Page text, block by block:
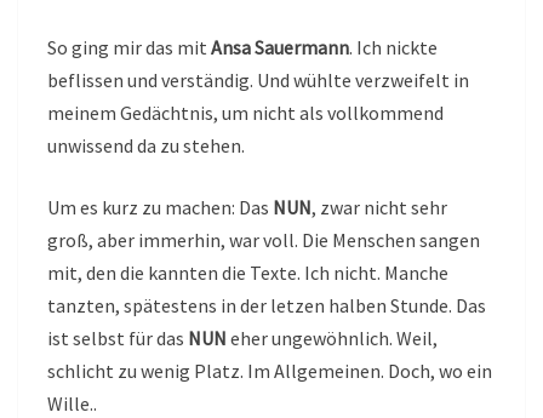
So ging mir das mit Ansa Sauermann. Ich nickte
beflissen und verständig. Und wühlte verzweifelt in
meinem Gedächtnis, um nicht als vollkommend
unwissend da zu stehen.
Um es kurz zu machen: Das NUN, zwar nicht sehr
groß, aber immerhin, war voll. Die Menschen sangen
mit, den die kannten die Texte. Ich nicht. Manche
tanzten, spätestens in der letzen halben Stunde. Das
ist selbst für das NUN eher ungewöhnlich. Weil,
schlicht zu wenig Platz. Im Allgemeinen. Doch, wo ein
Wille..